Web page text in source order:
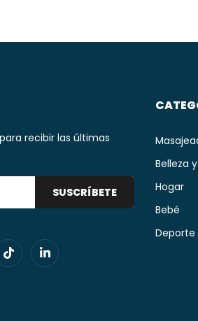
recibir las últimas
SUSCRÍBETE
Belleza
Hogar
Bebé
Deporte